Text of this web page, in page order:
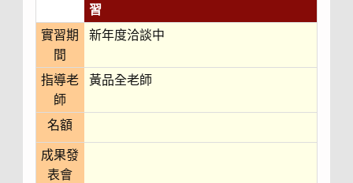
習
實習期
間
新年度洽談中
指導老
師
黃品全老師
名額
成果發
表會